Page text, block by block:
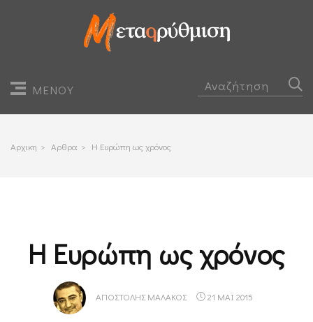
ΜΕΝΟΥ
Αρχικη > Αρθρα > Η Ευρώπη ως χρόνος
Η Ευρώπη ως χρόνος
ΑΠΟΣΤΌΛΗΣ ΜΑΛΆΚΟΣ 21 ΜΑΪ 2015